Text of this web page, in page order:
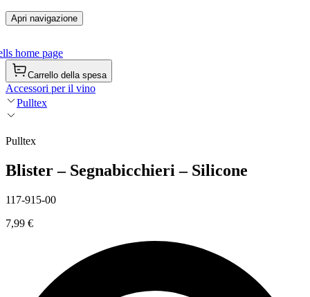
Apri navigazione
home page
Carrello della spesa
Accessori per il vino
Pulltex
Pulltex
Blister – Segnabicchieri – Silicone
117-915-00
7,99 €